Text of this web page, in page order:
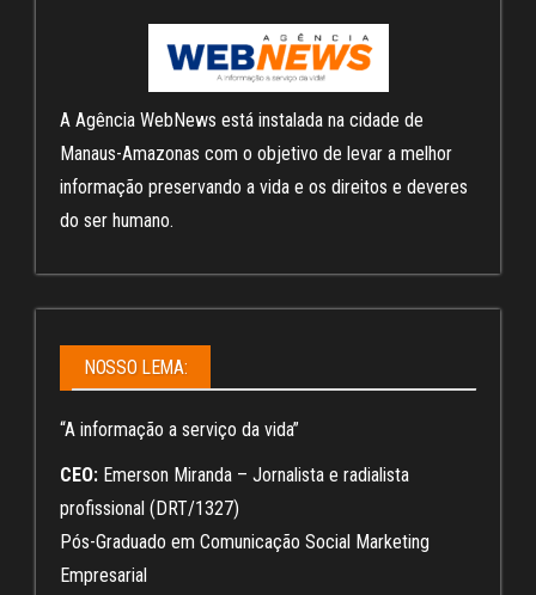
A Agência WebNews está instalada na cidade de
Manaus-Amazonas com o objetivo de levar a melhor
informação preservando a vida e os direitos e deveres
do ser humano.
NOSSO LEMA:
“A informação a serviço da vida”
CEO: Emerson Miranda – Jornalista e radialista
profissional (DRT/1327)
Pós-Graduado em Comunicação Social Marketing
Empresarial